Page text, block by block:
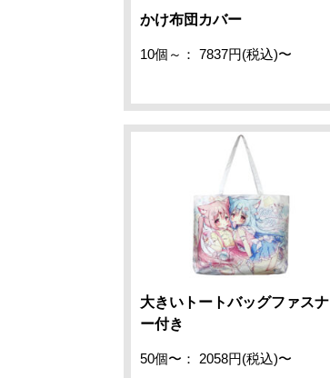
かけ布団カバー
10個～： 7837円(税込)〜
大きいトートバッグファスナ
ー付き
50個〜： 2058円(税込)〜